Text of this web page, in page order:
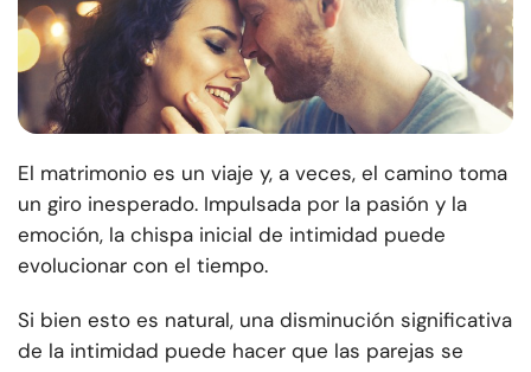
El matrimonio es un viaje y, a veces, el camino toma
un giro inesperado. Impulsada por la pasión y la
emoción, la chispa inicial de intimidad puede
evolucionar con el tiempo.
Si bien esto es natural, una disminución significativa
de la intimidad puede hacer que las parejas se